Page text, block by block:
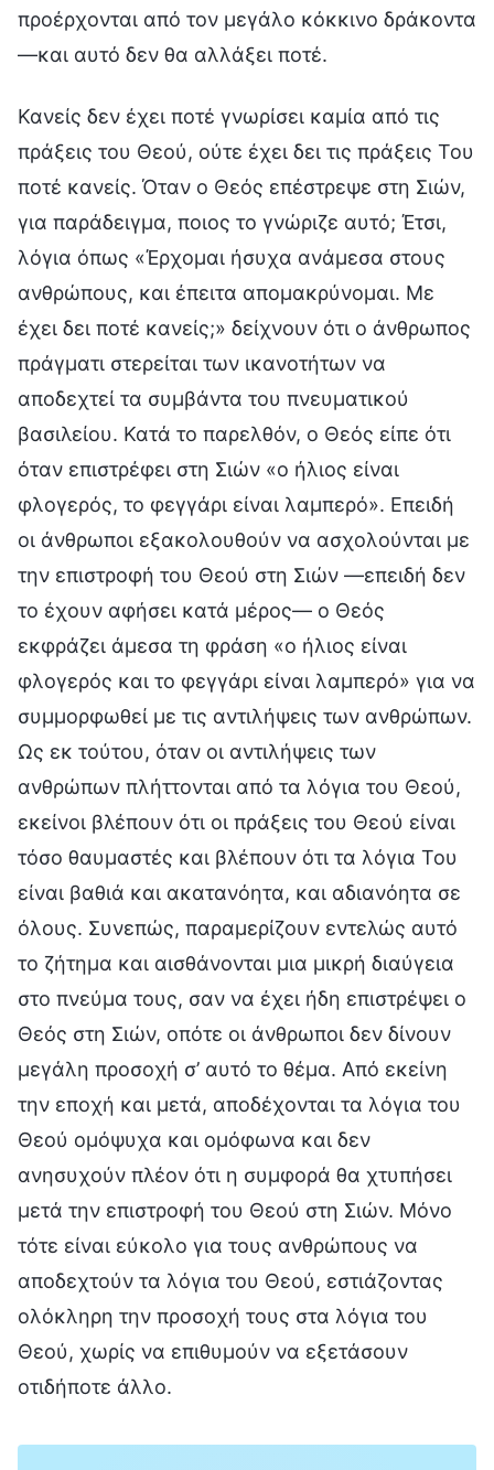
προέρχονται από τον μεγάλο κόκκινο δράκοντα
—και αυτό δεν θα αλλάξει ποτέ.
Κανείς δεν έχει ποτέ γνωρίσει καμία από τις
πράξεις του Θεού, ούτε έχει δει τις πράξεις Του
ποτέ κανείς. Όταν ο Θεός επέστρεψε στη Σιών,
για παράδειγμα, ποιος το γνώριζε αυτό; Έτσι,
λόγια όπως «Έρχομαι ήσυχα ανάμεσα στους
ανθρώπους, και έπειτα απομακρύνομαι. Με
έχει δει ποτέ κανείς;» δείχνουν ότι ο άνθρωπος
πράγματι στερείται των ικανοτήτων να
αποδεχτεί τα συμβάντα του πνευματικού
βασιλείου. Κατά το παρελθόν, ο Θεός είπε ότι
όταν επιστρέφει στη Σιών «ο ήλιος είναι
φλογερός, το φεγγάρι είναι λαμπερό». Επειδή
οι άνθρωποι εξακολουθούν να ασχολούνται με
την επιστροφή του Θεού στη Σιών —επειδή δεν
το έχουν αφήσει κατά μέρος— ο Θεός
εκφράζει άμεσα τη φράση «ο ήλιος είναι
φλογερός και το φεγγάρι είναι λαμπερό» για να
συμμορφωθεί με τις αντιλήψεις των ανθρώπων.
Ως εκ τούτου, όταν οι αντιλήψεις των
ανθρώπων πλήττονται από τα λόγια του Θεού,
εκείνοι βλέπουν ότι οι πράξεις του Θεού είναι
τόσο θαυμαστές και βλέπουν ότι τα λόγια Του
είναι βαθιά και ακατανόητα, και αδιανόητα σε
όλους. Συνεπώς, παραμερίζουν εντελώς αυτό
το ζήτημα και αισθάνονται μια μικρή διαύγεια
στο πνεύμα τους, σαν να έχει ήδη επιστρέψει ο
Θεός στη Σιών, οπότε οι άνθρωποι δεν δίνουν
μεγάλη προσοχή σ’ αυτό το θέμα. Από εκείνη
την εποχή και μετά, αποδέχονται τα λόγια του
Θεού ομόψυχα και ομόφωνα και δεν
ανησυχούν πλέον ότι η συμφορά θα χτυπήσει
μετά την επιστροφή του Θεού στη Σιών. Μόνο
τότε είναι εύκολο για τους ανθρώπους να
αποδεχτούν τα λόγια του Θεού, εστιάζοντας
ολόκληρη την προσοχή τους στα λόγια του
Θεού, χωρίς να επιθυμούν να εξετάσουν
οτιδήποτε άλλο.